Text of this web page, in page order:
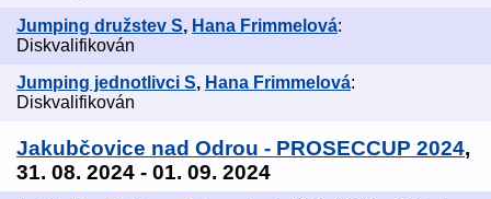
Jumping družstev S, Hana Frimmelová:
Diskvalifikován
Jumping jednotlivci S, Hana Frimmelová:
Diskvalifikován
Jakubčovice nad Odrou - PROSECCUP 2024,
31. 08. 2024 - 01. 09. 2024